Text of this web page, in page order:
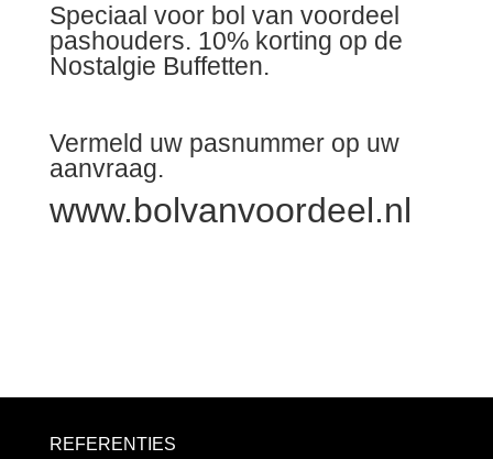
Speciaal voor bol van voordeel
pashouders. 10% korting op de
Nostalgie Buffetten.
Vermeld uw pasnummer op uw
aanvraag.
www.bolvanvoordeel.nl
REFERENTIES